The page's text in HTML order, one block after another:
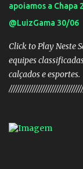
apoiamos a Chapa
@LuizGama 30/06
Click to Play Neste
equipes
calçados e esportes.
dos Santos Veículo: